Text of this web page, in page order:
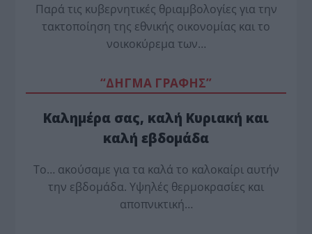
Παρά τις κυβερνητικές θριαμβολογίες για την
τακτοποίηση της εθνικής οικονομίας και το
νοικοκύρεμα των…
“ΔΗΓΜΑ ΓΡΑΦΗΣ”
Καλημέρα σας, καλή Κυριακή και
καλή εβδομάδα
Το… ακούσαμε για τα καλά το καλοκαίρι αυτήν
την εβδομάδα. Υψηλές θερμοκρασίες και
αποπνικτική…